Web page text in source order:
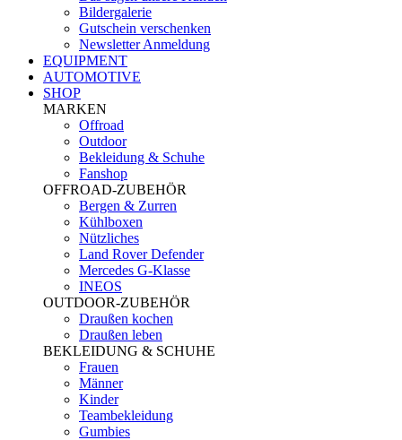
Bildergalerie
Gutschein verschenken
Newsletter Anmeldung
EQUIPMENT
AUTOMOTIVE
SHOP
MARKEN
Offroad
Outdoor
Bekleidung & Schuhe
Fanshop
OFFROAD-ZUBEHÖR
Bergen & Zurren
Kühlboxen
Nützliches
Land Rover Defender
Mercedes G-Klasse
INEOS
OUTDOOR-ZUBEHÖR
Draußen kochen
Draußen leben
BEKLEIDUNG & SCHUHE
Frauen
Männer
Kinder
Teambekleidung
Gumbies